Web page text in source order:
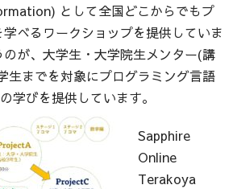
として全国どこからでもプ
べるワークショップを提供していま
が、大学生・大学院生メンター(講
生までを対象にプログラミング言語
学びを提供しています。
Sapphire
Online
Terakoya